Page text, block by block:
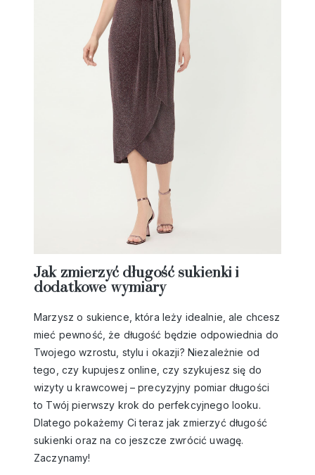
Jak zmierzyć długość sukienki i
dodatkowe wymiary
Marzysz o sukience, która leży idealnie, ale chcesz
mieć pewność, że długość będzie odpowiednia do
Twojego wzrostu, stylu i okazji? Niezależnie od
tego, czy kupujesz online, czy szykujesz się do
wizyty u krawcowej – precyzyjny pomiar długości
to Twój pierwszy krok do perfekcyjnego looku.
Dlatego pokażemy Ci teraz jak zmierzyć długość
sukienki oraz na co jeszcze zwrócić uwagę.
Zaczynamy!